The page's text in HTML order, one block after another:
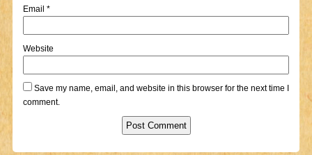
Email *
Website
Save my name, email, and website in this browser for the next time I
comment.